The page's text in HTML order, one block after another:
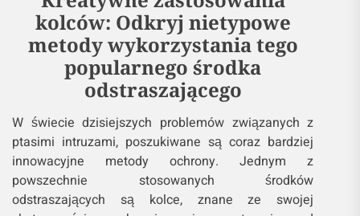
kolców: Odkryj nietypowe
metody wykorzystania tego
popularnego środka
odstraszającego
W świecie dzisiejszych problemów związanych z
ptasimi intruzami, poszukiwane są coraz bardziej
innowacyjne metody ochrony. Jednym z
powszechnie stosowanych środków
odstraszających są kolce, znane ze swojej